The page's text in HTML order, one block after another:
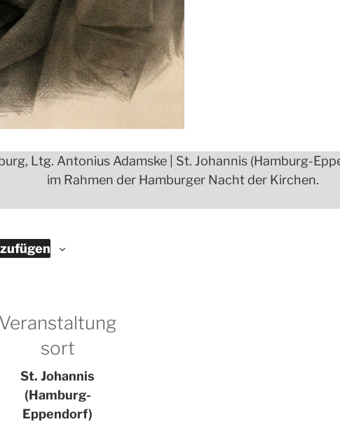
Ltg. Antonius Adamske | St. Johannis (Hamburg-
im Rahmen der Hamburger Nacht der Kirchen.
Veranstaltung
sort
St. Johannis
(Hamburg-
Eppendorf)